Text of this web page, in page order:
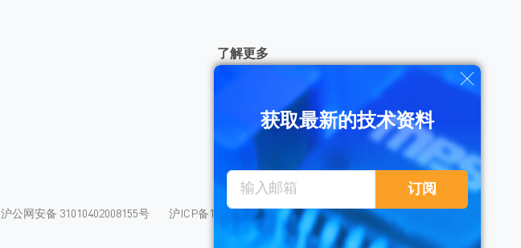
了解更多
需要帮助？
沪公网安备 31010402008155号
沪ICP备18023031号 隐私保护 销售条款
获取最新的技术资料
订阅